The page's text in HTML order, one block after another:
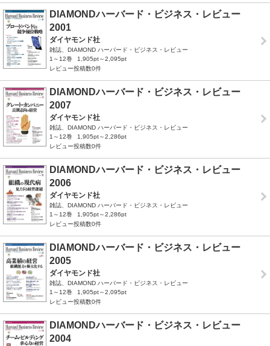
DIAMONDハーバード・ビジネス・レビュー
2001
ダイヤモンド社
雑誌、DIAMOND ハーバード・ビジネス・レビュー
1～12巻
1,905pt～2,095pt
レビュー投稿数0件
DIAMONDハーバード・ビジネス・レビュー
2007
ダイヤモンド社
雑誌、DIAMOND ハーバード・ビジネス・レビュー
1～12巻
1,905pt～2,286pt
レビュー投稿数0件
DIAMONDハーバード・ビジネス・レビュー
2006
ダイヤモンド社
雑誌、DIAMOND ハーバード・ビジネス・レビュー
1～12巻
1,905pt～2,286pt
レビュー投稿数0件
DIAMONDハーバード・ビジネス・レビュー
2005
ダイヤモンド社
雑誌、DIAMOND ハーバード・ビジネス・レビュー
1～12巻
1,905pt～2,095pt
レビュー投稿数0件
DIAMONDハーバード・ビジネス・レビュー
2004